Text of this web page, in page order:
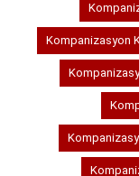
Kompanizasyon